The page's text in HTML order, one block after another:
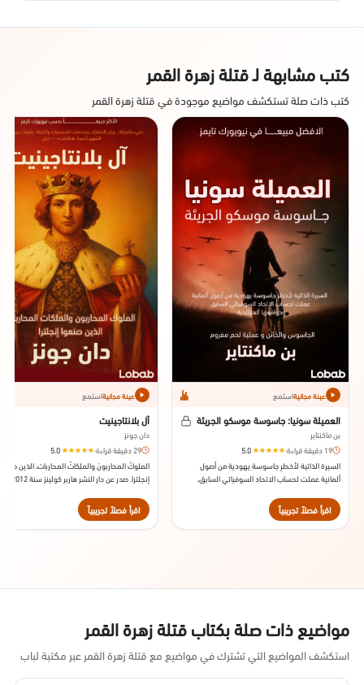
كتب مشابهة لـ قتلة زهرة القمر
كتب ذات صلة تستكشف مواضيع موجودة في قتلة زهرة القمر
عينة مجانيةاستمع
العميلة سونيا: جاسوسة موسكو الجريئة
بن ماكنتاير
19 دقيقة قراءة
·
5.0
السيرة الذاتية لأخطرِ جاسوسة يهودية من أصول
ألمانية عملت لحساب الاتحاد السوفياتي السابق،
اقرأ فصلاً تجريبياً
عينة مجانيةاستمع
آل بلانتاجينيت
دان جونز
29 دقيقة قراءة
·
5.0
الملوكُ المحاربونَ والملِكاتُ المحاربات، الذين
إنجلترا. صدر عن دار النشر هاربر كولينز سنة 2012.
اقرأ فصلاً تجريبياً
مواضيع ذات صلة بكتاب قتلة زهرة القمر
استكشف المواضيع التي تشترك في مواضيع مع قتلة زهرة القمر عبر مكتبة لباب